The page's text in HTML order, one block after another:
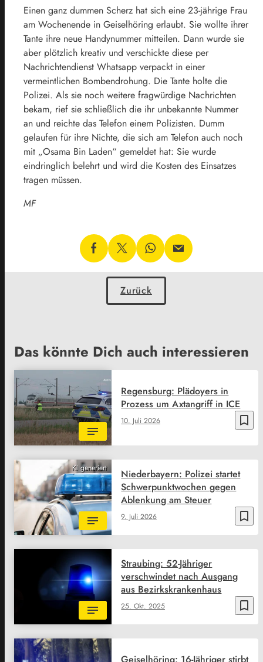
Einen ganz dummen Scherz hat sich eine 23-jährige Frau
am Wochenende in Geiselhöring erlaubt. Sie wollte ihrer
Tante ihre neue Handynummer mitteilen. Dann wurde sie
aber plötzlich kreativ und verschickte diese per
Nachrichtendienst Whatsapp verpackt in einer
vermeintlichen Bombendrohung. Die Tante holte die
Polizei. Als sie noch weitere fragwürdige Nachrichten
bekam, rief sie schließlich die ihr unbekannte Nummer
an und reichte das Telefon einem Polizisten. Dumm
gelaufen für ihre Nichte, die sich am Telefon auch noch
mit „Osama Bin Laden“ gemeldet hat: Sie wurde
eindringlich belehrt und wird die Kosten des Einsatzes
tragen müssen.
MF
Zurück
Das könnte Dich auch interessieren
bookmark_border
10. Juli 2026
Regensburg: Plädoyers in
Prozess um Axtangriff in ICE
KI generiert
bookmark_border
9. Juli 2026
Niederbayern: Polizei startet
Schwerpunktwochen gegen
Ablenkung am Steuer
bookmark_border
25. Okt. 2025
Straubing: 52-Jähriger
verschwindet nach Ausgang
aus Bezirkskrankenhaus
Geiselhöring: 16-Jähriger stirbt